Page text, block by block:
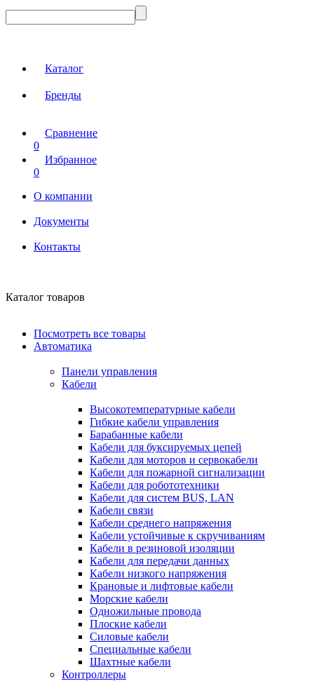
Каталог
Бренды
Сравнение
0
Избранное
0
О компании
Документы
Контакты
Каталог товаров
Посмотреть все товары
Автоматика
Панели управления
Кабели
Высокотемпературные кабели
Гибкие кабели управления
Барабанные кабели
Кабели для буксируемых цепей
Кабели для моторов и сервокабели
Кабели для пожарной сигнализации
Кабели для робототехники
Кабели для систем BUS, LAN
Кабели связи
Кабели среднего напряжения
Кабели устойчивые к скручиваниям
Кабели в резиновой изоляции
Кабели для передачи данных
Кабели низкого напряжения
Крановые и лифтовые кабели
Морские кабели
Одножильные провода
Плоские кабели
Силовые кабели
Специальные кабели
Шахтные кабели
Контроллеры